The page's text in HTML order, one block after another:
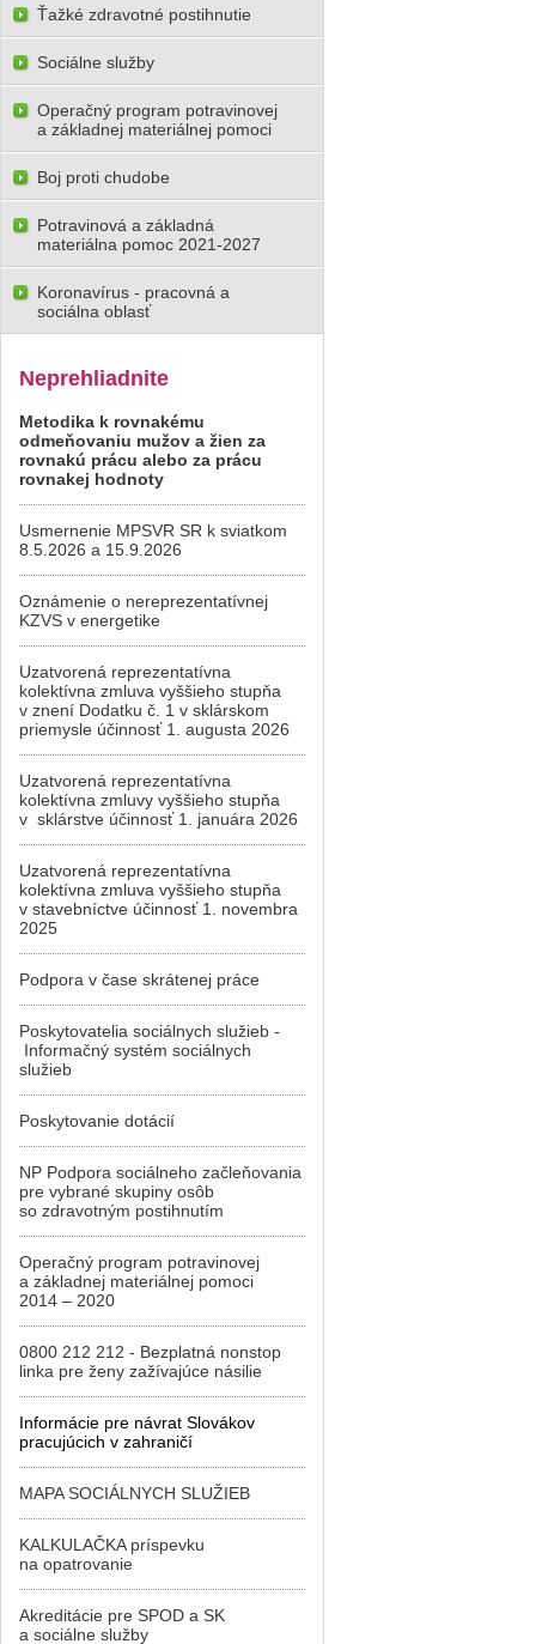
Ťažké zdravotné postihnutie
Sociálne služby
Operačný program potravinovej
a základnej materiálnej pomoci
Boj proti chudobe
Potravinová a základná
materiálna pomoc 2021-2027
Koronavírus - pracovná a
sociálna oblasť
Neprehliadnite
Metodika k rovnakému
odmeňovaniu mužov a žien za
rovnakú prácu alebo za prácu
rovnakej hodnoty
Usmernenie MPSVR SR k sviatkom
8.5.2026 a 15.9.2026
Oznámenie o nereprezentatívnej
KZVS v energetike
Uzatvorená reprezentatívna
kolektívna zmluva vyššieho stupňa
v znení Dodatku č. 1 v sklárskom
priemysle účinnosť 1. augusta 2026
Uzatvorená reprezentatívna
kolektívna zmluvy vyššieho stupňa
v sklárstve účinnosť 1. januára 2026
Uzatvorená reprezentatívna
kolektívna zmluva vyššieho stupňa
v stavebníctve účinnosť 1. novembra
2025
Podpora v čase skrátenej práce
Poskytovatelia sociálnych služieb -
Informačný systém sociálnych
služieb
Poskytovanie dotácií
NP Podpora sociálneho začleňovania
pre vybrané skupiny osôb
so zdravotným postihnutím
Operačný program potravinovej
a základnej materiálnej pomoci
2014 – 2020
0800 212 212 - Bezplatná nonstop
linka pre ženy zažívajúce násilie
Informácie pre návrat Slovákov
pracujúcich v zahraničí
MAPA SOCIÁLNYCH SLUŽIEB
KALKULAČKA príspevku
na opatrovanie
Akreditácie pre SPOD a SK
a sociálne služby